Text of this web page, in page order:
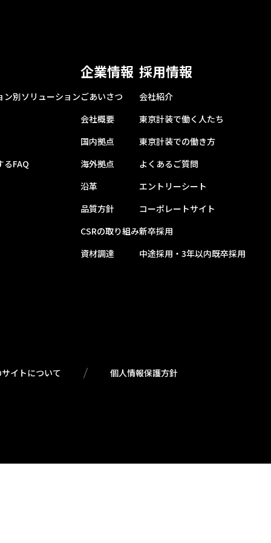
ン別ソリューション
るFAQ
企業情報
ごあいさつ
会社概要
国内拠点
海外拠点
沿革
品質方針
CSRの取り組み
資材調達
採用情報
会社紹介
東京計装で働く人たち
東京計装での働き方
よくあるご質問
エントリーシート
コーポレートサイト
新卒採用
中途採用・3年以内既卒採用
サイトについて 個人情報保護方針